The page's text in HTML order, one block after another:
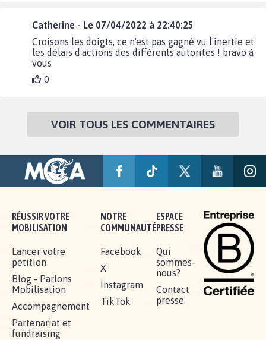
Catherine - Le 07/04/2022 à 22:40:25
Croisons les doigts, ce n'est pas gagné vu l'inertie et
les délais d'actions des différents autorités ! bravo à
vous
0
VOIR TOUS LES COMMENTAIRES
RÉUSSIR VOTRE
MOBILISATION
Lancer votre
pétition
Blog - Parlons
Mobilisation
Accompagnement
Partenariat et
fundraising
NOTRE
COMMUNAUTÉ
Facebook
X
Instagram
TikTok
ESPACE
PRESSE
Qui
sommes-
nous?
Contact
presse